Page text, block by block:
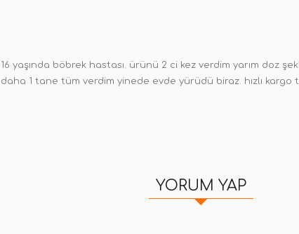
16 yaşında böbrek hastası. ürünü 2 ci kez verdim yarım doz
daha 1 tane tüm verdim yinede evde yürüdü biraz. hızlı
YORUM YAP